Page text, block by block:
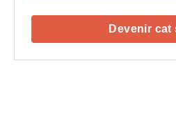
Devenir cat